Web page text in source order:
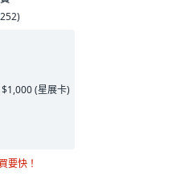
252)
(星展卡)
要快！